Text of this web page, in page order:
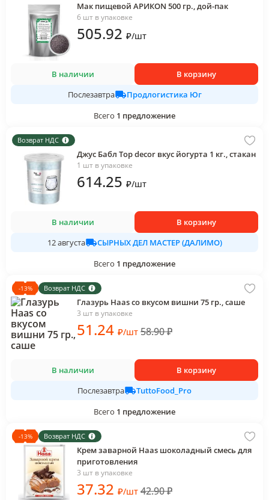
Мак пищевой АРИКОN 500 гр., дой-пак
6 шт в упаковке
505.92 ₽/шт
В наличии
В корзину
Послезавтра
Продлогистика Юг
Всего 1 предложение
Возврат НДС
Джус Бабл Top decor вкус йогурта 1 кг., стакан
1 шт в упаковке
614.25 ₽/шт
В наличии
В корзину
12 августа
СЫРНЫХ ДЕЛ МАСТЕР (ДАЛИМО)
Всего 1 предложение
-13% Возврат НДС
Глазурь Haas со вкусом вишни 75 гр., саше
3 шт в упаковке
51.24 ₽/шт 58.90₽
В наличии
В корзину
Послезавтра
TuttoFood_Pro
Всего 1 предложение
-13% Возврат НДС
Крем заварной Haas шоколадный смесь для
приготовления
3 шт в упаковке
37.32 ₽/шт 42.90₽